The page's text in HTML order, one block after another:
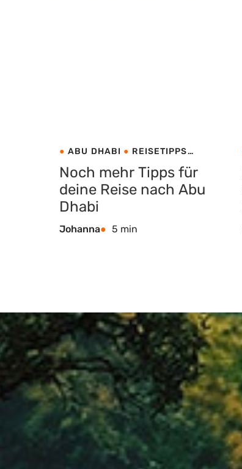
ABU DHABI
REISETIPPS
EMIRATE
Noch mehr Tipps für
deine Reise nach Abu
Dhabi
Johanna 5 min